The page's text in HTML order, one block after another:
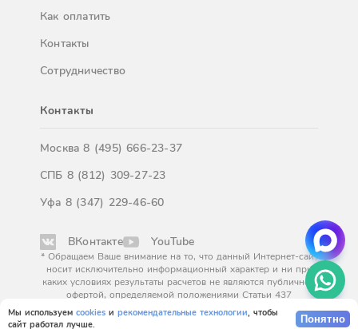
Мы используем cookies и рекомендательные технологии, чтобы
сайт работал лучше.
Понятно
Как оплатить
Контакты
Сотрудничество
Контакты
Москва8 (495) 666-23-37
СПБ 8 (812) 309-27-23
Уфа 8 (347) 229-46-60
ВКонтакте YouTube
* Обращаем Ваше внимание на то, что данный Интернет-сайт
носит исключительно информационный характер и ни при
каких условиях результаты расчетов не являются публичной
офертой, определяемой положениями Статьи 437
Гражданского кодекса Российской Федерации. За
окончательным расчетом обращайтесь к нашим менеджерам.